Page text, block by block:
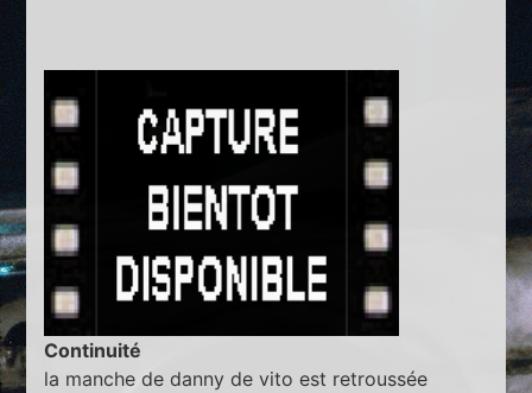
Continuité
la manche de danny de vito est retroussée